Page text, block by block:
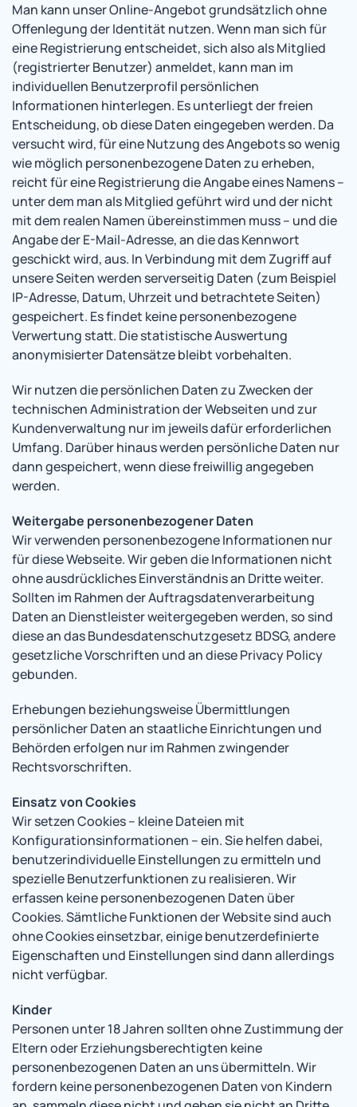
Man kann unser Online-Angebot grundsätzlich ohne
Offenlegung der Identität nutzen. Wenn man sich für
eine Registrierung entscheidet, sich also als Mitglied
(registrierter Benutzer) anmeldet, kann man im
individuellen Benutzerprofil persönlichen
Informationen hinterlegen. Es unterliegt der freien
Entscheidung, ob diese Daten eingegeben werden. Da
versucht wird, für eine Nutzung des Angebots so wenig
wie möglich personenbezogene Daten zu erheben,
reicht für eine Registrierung die Angabe eines Namens –
unter dem man als Mitglied geführt wird und der nicht
mit dem realen Namen übereinstimmen muss – und die
Angabe der E-Mail-Adresse, an die das Kennwort
geschickt wird, aus. In Verbindung mit dem Zugriff auf
unsere Seiten werden serverseitig Daten (zum Beispiel
IP-Adresse, Datum, Uhrzeit und betrachtete Seiten)
gespeichert. Es findet keine personenbezogene
Verwertung statt. Die statistische Auswertung
anonymisierter Datensätze bleibt vorbehalten.
Wir nutzen die persönlichen Daten zu Zwecken der
technischen Administration der Webseiten und zur
Kundenverwaltung nur im jeweils dafür erforderlichen
Umfang. Darüber hinaus werden persönliche Daten nur
dann gespeichert, wenn diese freiwillig angegeben
werden.
Weitergabe personenbezogener Daten
Wir verwenden personenbezogene Informationen nur
für diese Webseite. Wir geben die Informationen nicht
ohne ausdrückliches Einverständnis an Dritte weiter.
Sollten im Rahmen der Auftragsdatenverarbeitung
Daten an Dienstleister weitergegeben werden, so sind
diese an das Bundesdatenschutzgesetz BDSG, andere
gesetzliche Vorschriften und an diese Privacy Policy
gebunden.
Erhebungen beziehungsweise Übermittlungen
persönlicher Daten an staatliche Einrichtungen und
Behörden erfolgen nur im Rahmen zwingender
Rechtsvorschriften.
Einsatz von Cookies
Wir setzen Cookies – kleine Dateien mit
Konfigurationsinformationen – ein. Sie helfen dabei,
benutzerindividuelle Einstellungen zu ermitteln und
spezielle Benutzerfunktionen zu realisieren. Wir
erfassen keine personenbezogenen Daten über
Cookies. Sämtliche Funktionen der Website sind auch
ohne Cookies einsetzbar, einige benutzerdefinierte
Eigenschaften und Einstellungen sind dann allerdings
nicht verfügbar.
Kinder
Personen unter 18 Jahren sollten ohne Zustimmung der
Eltern oder Erziehungsberechtigten keine
personenbezogenen Daten an uns übermitteln. Wir
fordern keine personenbezogenen Daten von Kindern